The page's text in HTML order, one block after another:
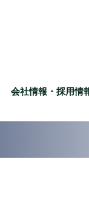
会社情報・採用情